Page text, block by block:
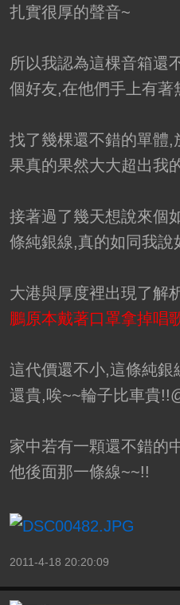
扎實很厚的聲音~
所以我認為這棵音箱還
個好友,在他們手上有著
找了幾棵還不錯的單體
果真的果然大大超出我
接著過了幾天想說來個
條純銀線,真的如同我說
大港與厚度裡出現了解
鵬原本戴著口罩拿掉唱
這代價還不小,這條純
還貴,唉~~輪子比車貴
家中若有一顆還不錯的
他後面那一條線~~!!
2011-4-18 20:20:09